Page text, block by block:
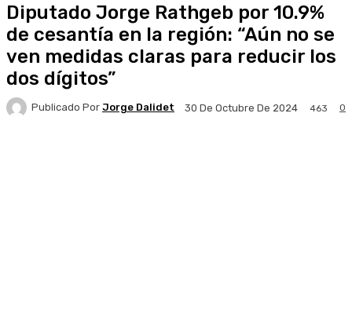
Diputado Jorge Rathgeb por 10.9%
de cesantía en la región: “Aún no se
ven medidas claras para reducir los
dos dígitos”
Publicado Por Jorge Dalidet 30 De Octubre De 2024 0
463